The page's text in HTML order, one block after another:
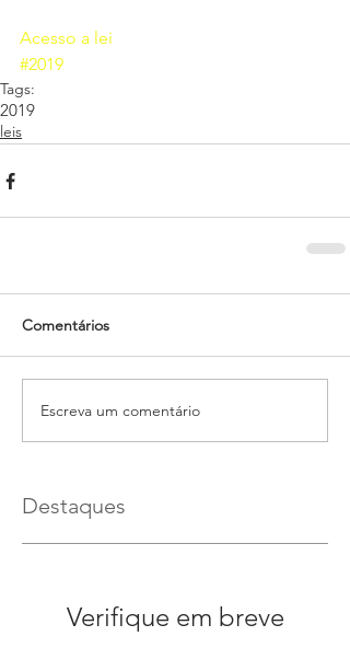
Acesso a lei
#2019
Tags:
2019
leis
Comentários
Escreva um comentário
Destaques
Verifique em breve